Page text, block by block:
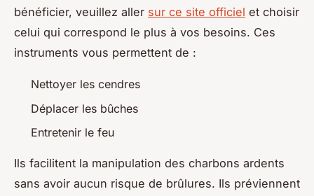
bénéficier, veuillez aller sur ce site officiel et choisir
celui qui correspond le plus à vos besoins. Ces
instruments vous permettent de :
Nettoyer les cendres
Déplacer les bûches
Entretenir le feu
Ils facilitent la manipulation des charbons ardents
sans avoir aucun risque de brûlures. Ils préviennent